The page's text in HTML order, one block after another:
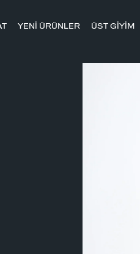
YENİ ÜRÜNLER ÜST GİYİM